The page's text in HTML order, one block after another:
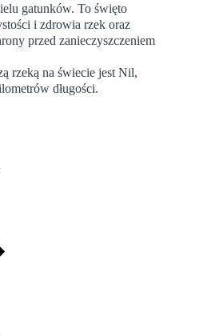
gatunków. To święto
i zdrowia rzek oraz
przed zanieczyszczeniem
rzeką na świecie jest Nil,
długości.